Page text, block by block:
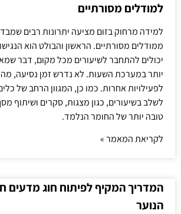
למודלים מסורתיים
למידה מרחוק בזום מציעה יתרונות רבים
ממודלים מסורתיים. הראשון והבולט הוא
יכולים להתחבר לשיעורים מכל מקום, דבר
יותר במערכת השעות. לא נדרש זמן נסיעה,
לפעילויות אחרות. כמו כן, המגוון הרחב של
לשלב בשיעורים, כגון מצגות, סקרים ושיתוף
טובה יותר של החומר הנלמד.
לקריאת המאמר »
המדריך המקיף לפיתוח חוג מדעים
הנוער